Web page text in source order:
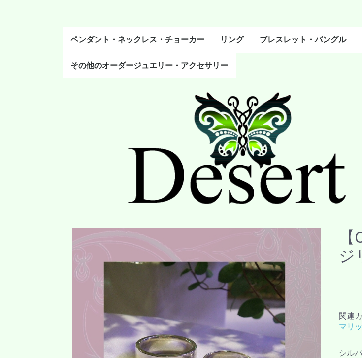
ペンダント・ネックレス・チョーカー リング ブレスレット・バングル
その他のオーダージュエリー・アクセサリー
ジ
関連
マリ
シル